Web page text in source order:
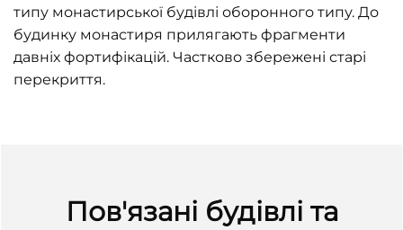
типу монастирської будівлі оборонного типу. До
будинку монастиря прилягають фрагменти
давніх фортифікацій. Частково збережені старі
перекриття.
Пов'язані будівлі та